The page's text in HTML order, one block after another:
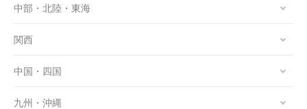
中部・北陸・東海
関西
中国・四国
九州・沖縄